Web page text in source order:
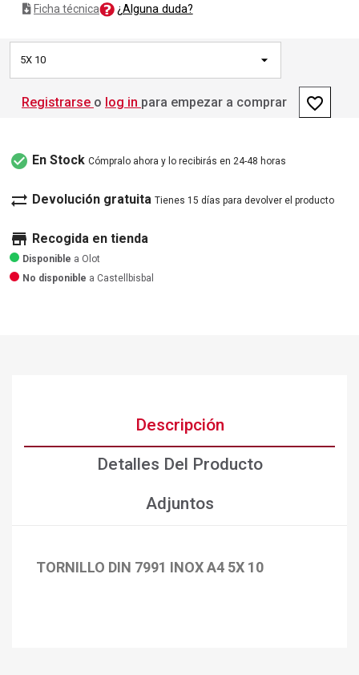
Ficha técnica ¿Alguna duda?
5X 10
Registrarse o log in para empezar a comprar favorite_border
check_circle En Stock Cómpralo ahora y lo recibirás en 24-48 horas
sync_alt Devolución gratuita Tienes 15 días para devolver el producto
store Recogida en tienda
Disponible a Olot
No disponible a Castellbisbal
Descripción
Detalles Del Producto
Adjuntos
TORNILLO DIN 7991 INOX A4 5X 10